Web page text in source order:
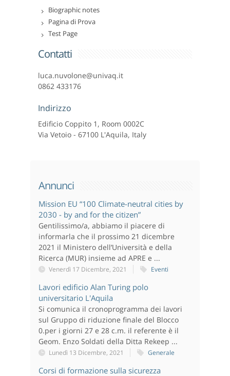
Biographic notes
Pagina di Prova
Test Page
Contatti
luca.nuvolone@univaq.it
0862 433176
Indirizzo
Edificio Coppito 1, Room 0002C
Via Vetoio - 67100 L'Aquila, Italy
Annunci
Mission EU “100 Climate-neutral cities by
2030 - by and for the citizen”
Gentilissimo/a, abbiamo il piacere di
informarla che il prossimo 21 dicembre
2021 il Ministero dell’Università e della
Ricerca (MUR) insieme ad APRE e ...
Venerdì 17 Dicembre, 2021 Eventi
Lavori edificio Alan Turing polo
universitario L'Aquila
Si comunica il cronoprogramma dei lavori
sul Gruppo di riduzione finale del Blocco
0.per i giorni 27 e 28 c.m. il referente è il
Geom. Enzo Soldati della Ditta Rekeep ...
Lunedì 13 Dicembre, 2021 Generale
Corsi di formazione sulla sicurezza